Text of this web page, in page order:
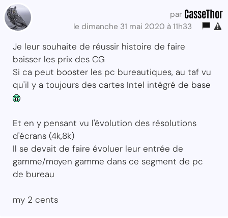
par CasseThor
le dimanche 31 mai 2020 à 11h33
Je leur souhaite de réussir histoire de faire
baisser les prix des CG
Si ca peut booster les pc bureautiques, au taf vu
qu'il y a toujours des cartes Intel intégré de base
Et en y pensant vu l'évolution des résolutions
d'écrans (4k,8k)
Il se devait de faire évoluer leur entrée de
gamme/moyen gamme dans ce segment de pc
de bureau
my 2 cents